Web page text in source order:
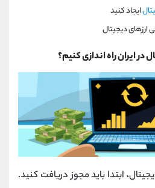
ایجاد کنید
ارزهای دیجیتال
ایران راه اندازی کنیم؟
ابتدا باید مجوز دریافت کنید.